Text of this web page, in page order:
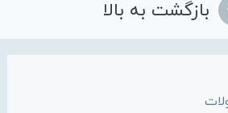
بازگشت به بالا